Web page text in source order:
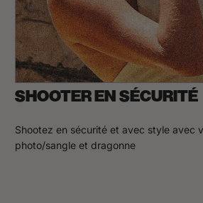
SHOOTER EN SÉCURITÉ
Shootez en sécurité et avec style avec
photo/sangle et dragonne